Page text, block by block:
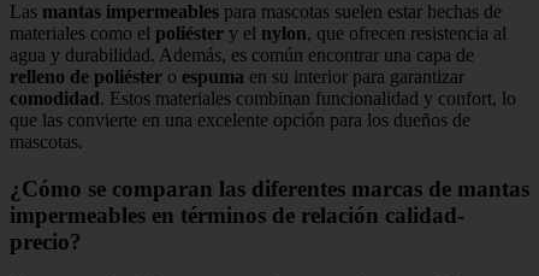
Las mantas impermeables para mascotas suelen estar hechas de
materiales como el poliéster y el nylon, que ofrecen resistencia al
agua y durabilidad. Además, es común encontrar una capa de
relleno de poliéster o espuma en su interior para garantizar
comodidad. Estos materiales combinan funcionalidad y confort, lo
que las convierte en una excelente opción para los dueños de
mascotas.
¿Cómo se comparan las diferentes marcas de mantas
impermeables en términos de relación calidad-
precio?